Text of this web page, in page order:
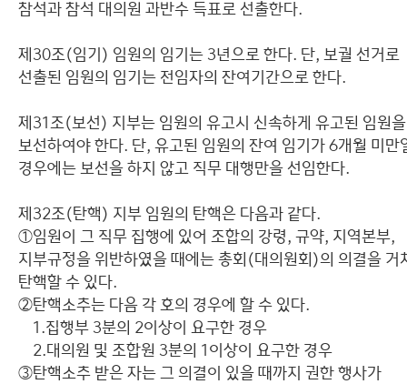
참석과 참석 대의원 과반수 득표로 선출한다.
제30조(임기) 임원의 임기는 3년으로 한다. 단, 보궐 선거로
선출된 임원의 임기는 전임자의 잔여기간으로 한다.
제31조(보선) 지부는 임원의 유고시 신속하게 유고된 임원을
보선하여야 한다. 단, 유고된 임원의 잔여 임기가 6개월 미만
경우에는 보선을 하지 않고 직무 대행만을 선임한다.
제32조(탄핵) 지부 임원의 탄핵은 다음과 같다.
①임원이 그 직무 집행에 있어 조합의 강령, 규약, 지역본부,
지부규정을 위반하였을 때에는 총회(대의원회)의 의결을 거
탄핵할 수 있다.
②탄핵소추는 다음 각 호의 경우에 할 수 있다.
1.집행부 3분의 2이상이 요구한 경우
2.대의원 및 조합원 3분의 1이상이 요구한 경우
③탄핵소추 받은 자는 그 의결이 있을 때까지 권한 행사가